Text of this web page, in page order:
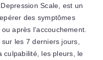
Scale, est un
des symptômes
après l’accouchement.
les 7 derniers jours,
culpabilité, les pleurs, le